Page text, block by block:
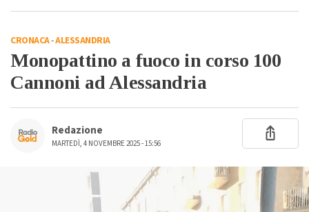
CRONACA-ALESSANDRIA
Monopattino a fuoco in corso 100
Cannoni ad Alessandria
Redazione
MARTEDÌ, 4 NOVEMBRE 2025 - 15:56